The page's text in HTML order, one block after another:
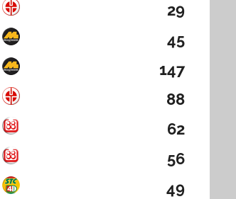
29
45
147
88
62
56
49